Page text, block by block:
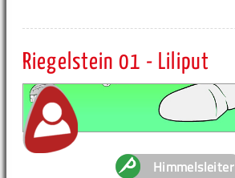
Riegelstein 01 - Liliput
Himmelsleiter